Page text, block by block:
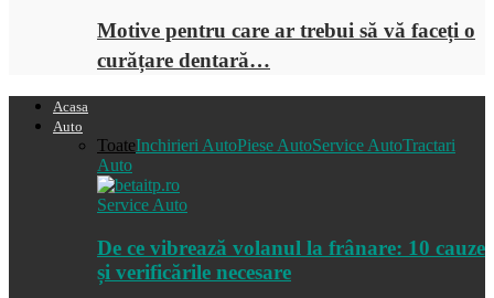
Motive pentru care ar trebui să vă faceți o
curățare dentară…
Acasa
Auto
ToateInchirieri AutoPiese AutoService AutoTractari
Auto
Service Auto
De ce vibrează volanul la frânare: 10 cauze
și verificările necesare